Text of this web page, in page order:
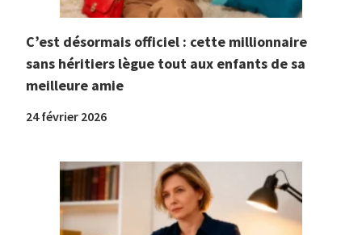
C’est désormais officiel : cette millionnaire
sans héritiers lègue tout aux enfants de sa
meilleure amie
24 février 2026